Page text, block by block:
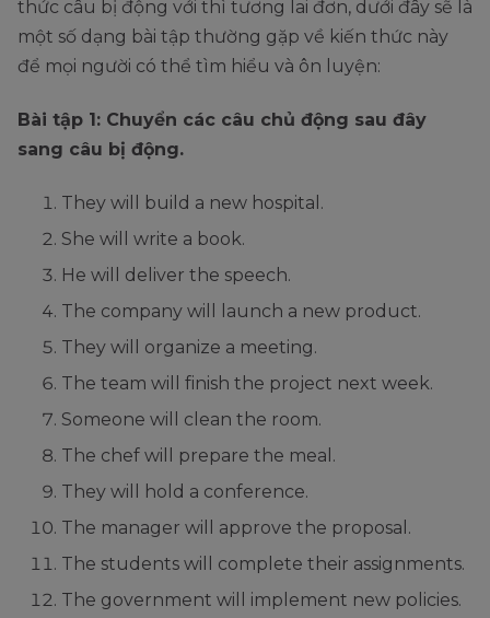
thức câu bị động với thì tương lai đơn, dưới đây sẽ là
một số dạng bài tập thường gặp về kiến thức này
để mọi người có thể tìm hiểu và ôn luyện:
Bài tập 1: Chuyển các câu chủ động sau đây
sang câu bị động.
They will build a new hospital.
She will write a book.
He will deliver the speech.
The company will launch a new product.
They will organize a meeting.
The team will finish the project next week.
Someone will clean the room.
The chef will prepare the meal.
They will hold a conference.
The manager will approve the proposal.
The students will complete their assignments.
The government will implement new policies.